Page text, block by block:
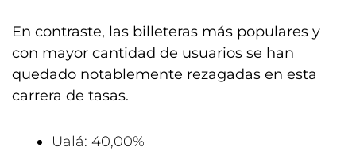
En contraste, las billeteras más populares y
con mayor cantidad de usuarios se han
quedado notablemente rezagadas en esta
carrera de tasas.
Ualá: 40,00%